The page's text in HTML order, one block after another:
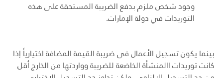
وجود شخص ملزم بدفع الضريبة المستحقة على هذه
التوريدات في دولة الإمارات.
بينما يكون تسجيل الأعمال في ضريبة القيمة المضافة اختيارياً إذا
كانت توريدات االمنشأة الخاضعة للضريبة وواردتها من الخارج أقل